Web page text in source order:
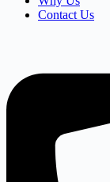
Contact Us